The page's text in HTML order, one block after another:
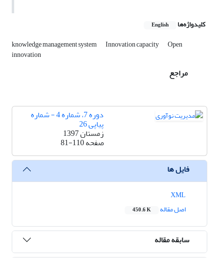
کلیدواژه‌ها English
knowledge management system Innovation capacity Open
innovation
مراجع
دوره 7، شماره 4 - شماره
پیاپی 26
زمستان 1397
صفحه81-110
فایل ها
اصل مقاله
450.6 K
سابقه مقاله